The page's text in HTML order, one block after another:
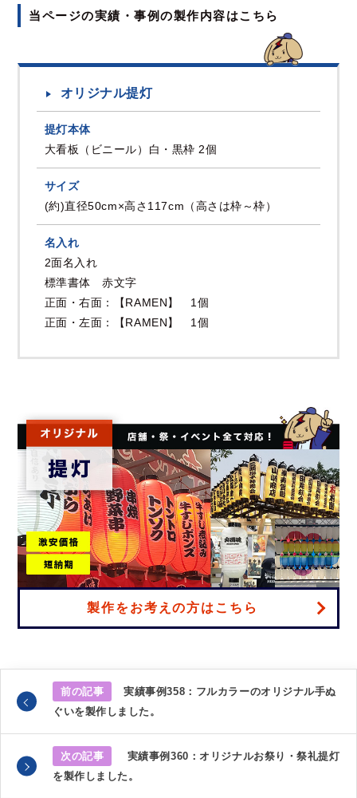
当ページの実績・事例の製作内容はこちら
オリジナル提灯
提灯本体
大看板（ビニール）白・黒枠 2個
サイズ
(約)直径50cm×高さ117cm（高さは枠～枠）
名入れ
2面名入れ
標準書体 赤文字
正面・右面：【RAMEN】 1個
正面・左面：【RAMEN】 1個
製作をお考えの方はこちら
前の記事
実績事例358：フルカラーのオリジナル手ぬ
ぐいを製作しました。
次の記事
実績事例360：オリジナルお祭り・祭礼提灯
を製作しました。